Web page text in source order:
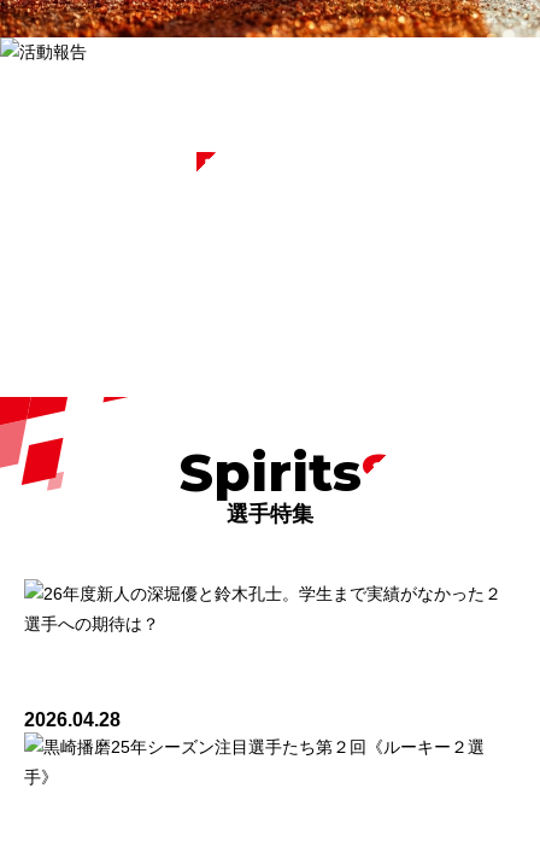
Spirits
選手特集
26年度新人の深堀優と鈴木孔士。学生まで実績がな
2026.04.28
黒崎播磨25年シーズン注目選手たち第２回《ルーキ